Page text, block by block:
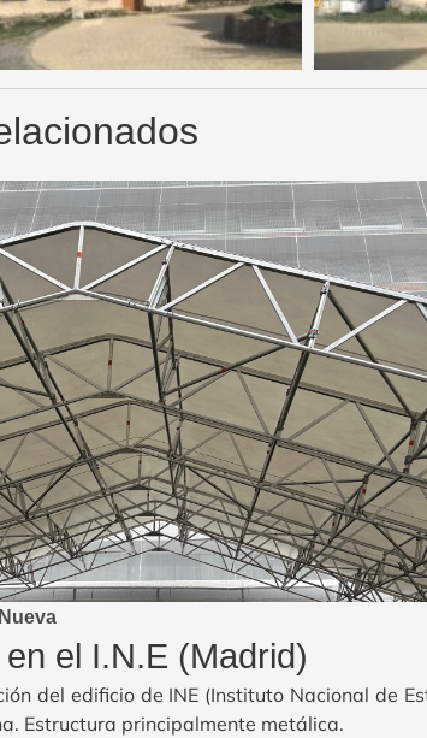
el I.N.E (Madrid)
del edificio de INE (Instituto Nacional de
Estructura principalmente metálica.